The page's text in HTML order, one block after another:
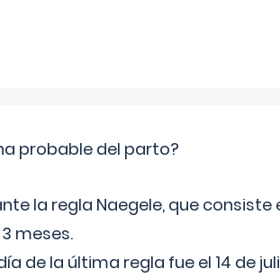
probable del parto?
la regla Naegele, que
meses.
de la última regla fue el 14 de